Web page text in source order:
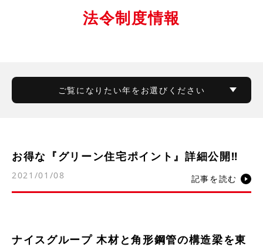
法令制度情報
ご覧になりたい年をお選びください
お得な『グリーン住宅ポイント』詳細公開‼
2021/01/08 記事を読む
ナイスグループ 木材と角形鋼管の構造梁を東